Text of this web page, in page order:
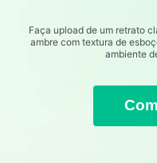
Faça upload de um retrato
ambre com textura de
ambiente